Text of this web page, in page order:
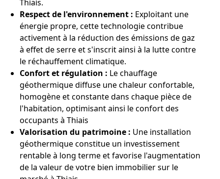
Thiais.
Respect de l'environnement : Exploitant une
énergie propre, cette technologie contribue
activement à la réduction des émissions de gaz
à effet de serre et s'inscrit ainsi à la lutte contre
le réchauffement climatique.
Confort et régulation : Le chauffage
géothermique diffuse une chaleur confortable,
homogène et constante dans chaque pièce de
l'habitation, optimisant ainsi le confort des
occupants à Thiais
Valorisation du patrimoine : Une installation
géothermique constitue un investissement
rentable à long terme et favorise l'augmentation
de la valeur de votre bien immobilier sur le